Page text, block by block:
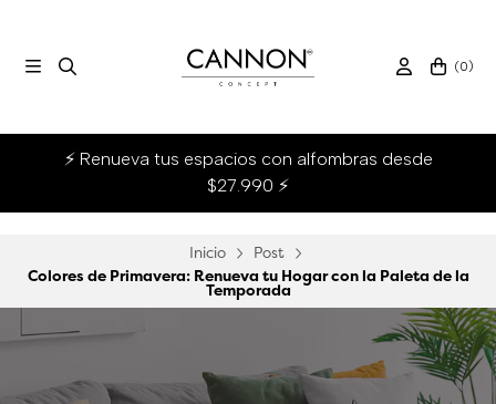
(0)
⚡ Renueva tus espacios con alfombras desde
$27.990 ⚡
Inicio
Post
Colores de Primavera: Renueva tu Hogar con la Paleta de la
Temporada